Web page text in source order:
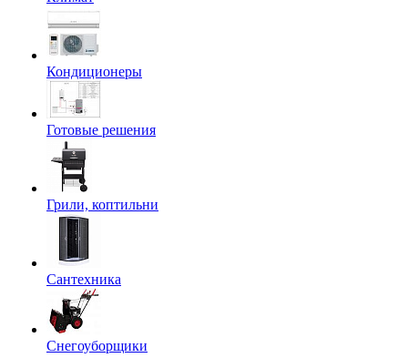
Кондиционеры
Готовые решения
Грили, коптильни
Сантехника
Снегоуборщики